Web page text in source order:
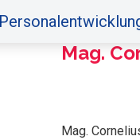
Mag.
Mag.